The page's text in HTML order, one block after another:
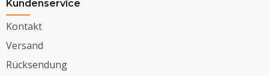
Kundenservice
Kontakt
Versand
Rücksendung